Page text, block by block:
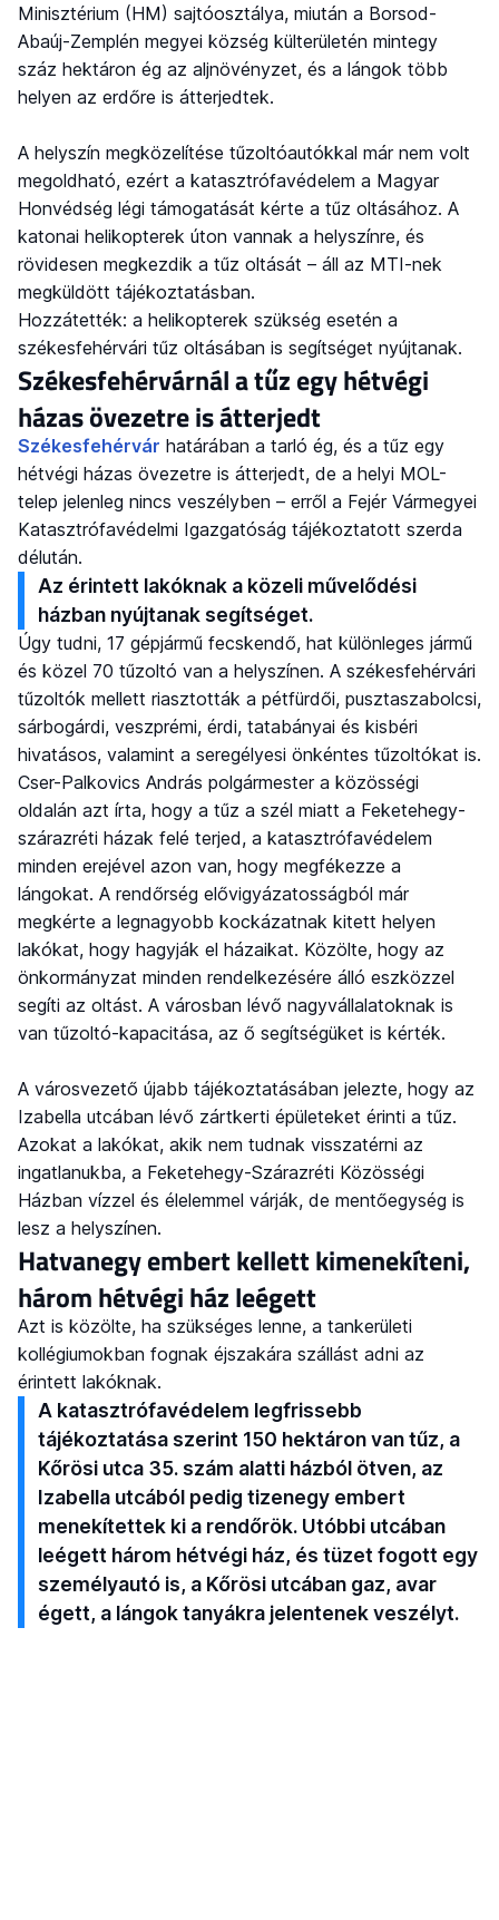
Minisztérium (HM) sajtóosztálya, miután a Borsod-
Abaúj-Zemplén megyei község külterületén mintegy
száz hektáron ég az aljnövényzet, és a lángok több
helyen az erdőre is átterjedtek.
A helyszín megközelítése tűzoltóautókkal már nem volt
megoldható, ezért a katasztrófavédelem a Magyar
Honvédség légi támogatását kérte a tűz oltásához. A
katonai helikopterek úton vannak a helyszínre, és
rövidesen megkezdik a tűz oltását – áll az MTI-nek
megküldött tájékoztatásban.
Hozzátették: a helikopterek szükség esetén a
székesfehérvári tűz oltásában is segítséget nyújtanak.
Székesfehérvárnál a tűz egy hétvégi
házas övezetre is átterjedt
Székesfehérvár határában a tarló ég, és a tűz egy
hétvégi házas övezetre is átterjedt, de a helyi MOL-
telep jelenleg nincs veszélyben – erről a Fejér Vármegyei
Katasztrófavédelmi Igazgatóság tájékoztatott szerda
délután.
Az érintett lakóknak a közeli művelődési
házban nyújtanak segítséget.
Úgy tudni, 17 gépjármű fecskendő, hat különleges jármű
és közel 70 tűzoltó van a helyszínen. A székesfehérvári
tűzoltók mellett riasztották a pétfürdői, pusztaszabolcsi,
sárbogárdi, veszprémi, érdi, tatabányai és kisbéri
hivatásos, valamint a seregélyesi önkéntes tűzoltókat is.
Cser-Palkovics András polgármester a közösségi
oldalán azt írta, hogy a tűz a szél miatt a Feketehegy-
szárazréti házak felé terjed, a katasztrófavédelem
minden erejével azon van, hogy megfékezze a
lángokat. A rendőrség elővigyázatosságból már
megkérte a legnagyobb kockázatnak kitett helyen
lakókat, hogy hagyják el házaikat. Közölte, hogy az
önkormányzat minden rendelkezésére álló eszközzel
segíti az oltást. A városban lévő nagyvállalatoknak is
van tűzoltó-kapacitása, az ő segítségüket is kérték.
A városvezető újabb tájékoztatásában jelezte, hogy az
Izabella utcában lévő zártkerti épületeket érinti a tűz.
Azokat a lakókat, akik nem tudnak visszatérni az
ingatlanukba, a Feketehegy-Szárazréti Közösségi
Házban vízzel és élelemmel várják, de mentőegység is
lesz a helyszínen.
Hatvanegy embert kellett kimenekíteni,
három hétvégi ház leégett
Azt is közölte, ha szükséges lenne, a tankerületi
kollégiumokban fognak éjszakára szállást adni az
érintett lakóknak.
A katasztrófavédelem legfrissebb
tájékoztatása szerint 150 hektáron van tűz, a
Kőrösi utca 35. szám alatti házból ötven, az
Izabella utcából pedig tizenegy embert
menekítettek ki a rendőrök. Utóbbi utcában
leégett három hétvégi ház, és tüzet fogott egy
személyautó is, a Kőrösi utcában gaz, avar
égett, a lángok tanyákra jelentenek veszélyt.